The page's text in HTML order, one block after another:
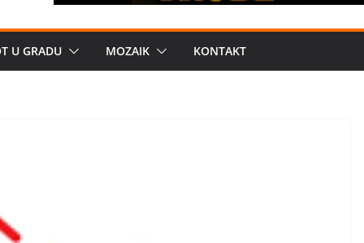
mira dočekao
U GRADU MOZAIK KONTAKT